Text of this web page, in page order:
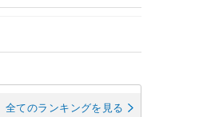
全てのランキングを見る